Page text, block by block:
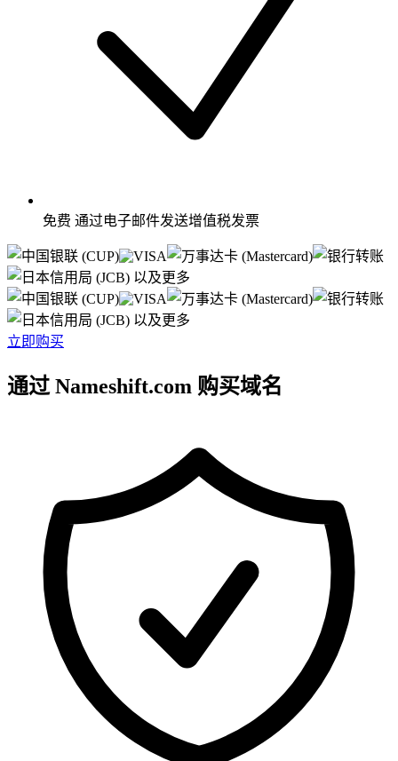
免费 通过电子邮件发送增值税发票
以及更多
以及更多
立即购买
通过 Nameshift.com 购买域名